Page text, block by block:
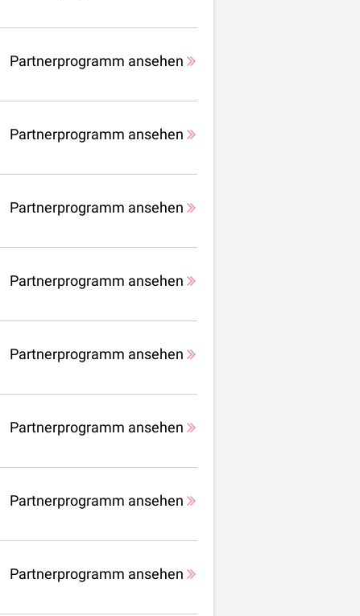
Partnerprogramm ansehen
Partnerprogramm ansehen
Partnerprogramm ansehen
Partnerprogramm ansehen
Partnerprogramm ansehen
Partnerprogramm ansehen
Partnerprogramm ansehen
Partnerprogramm ansehen